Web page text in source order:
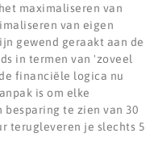
maximaliseren van
van eigen
gewend geraakt aan de
in termen van 'zoveel
financiële logica nu
is om elke
te zien van 30
terugleveren je slechts 5